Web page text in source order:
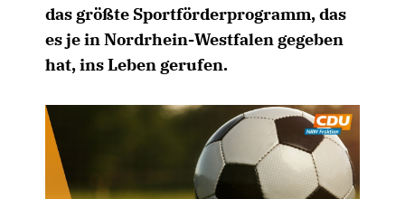
das größte Sportförderprogramm, das
es je in Nordrhein-Westfalen gegeben
hat, ins Leben gerufen.